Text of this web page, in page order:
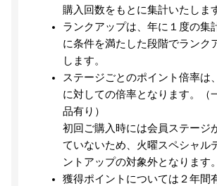
購入回数をもとに集計いたしま
ランクアップは、年に１度の集
に条件を満たした段階でランク
します。
ステージごとのポイント倍率は
に対しての倍率となります。（
品有り）
初回ご購入時には会員ステージ
ていないため、火曜スペシャル
ントアップの対象外となります。
獲得ポイントについては２年間